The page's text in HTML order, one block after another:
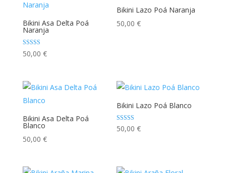
Bikini Asa Delta Poá
Naranja
Valorado con
5.00
50,00 €
Bikini Lazo Poá Naranja
50,00€
Bikini Asa Delta Poá
Blanco
50,00 €
Bikini Lazo Poá Blanco
Valorado con
5.00
50,00€